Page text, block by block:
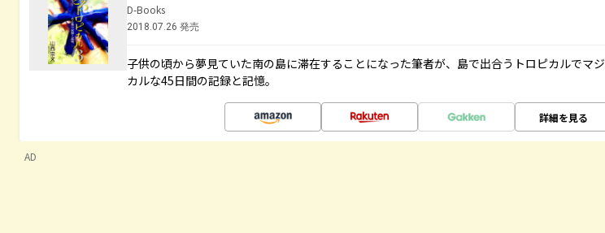
D-Books
2018.07.26 発売
子供の頃から夢見ていた南の島に滞在することになった筆者が、島で出合うトロピカルでマジ
カルな45日間の記録と記憶。
詳細を見る
AD